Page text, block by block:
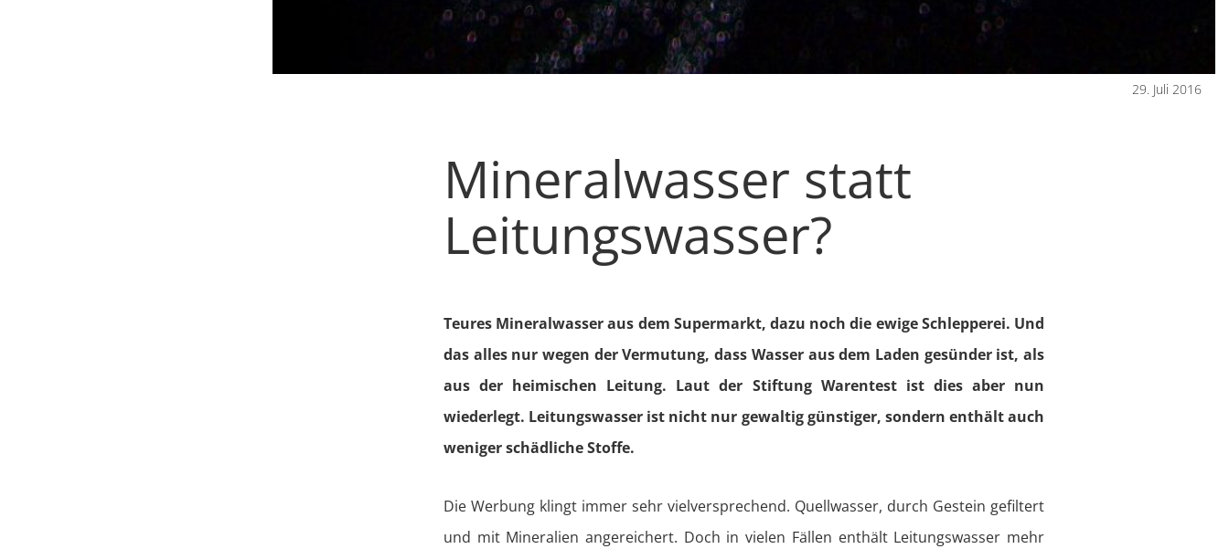
29. Juli 2016
Mineralwasser statt
Leitungswasser?
Teures Mineralwasser aus dem Supermarkt, dazu noch die ewige Schlepperei. Und
das alles nur wegen der Vermutung, dass Wasser aus dem Laden gesünder ist, als
aus der heimischen Leitung. Laut der Stiftung Warentest ist dies aber nun
wiederlegt. Leitungswasser ist nicht nur gewaltig günstiger, sondern enthält auch
weniger schädliche Stoffe.
Die Werbung klingt immer sehr vielversprechend. Quellwasser, durch Gestein gefiltert
und mit Mineralien angereichert. Doch in vielen Fällen enthält Leitungswasser mehr